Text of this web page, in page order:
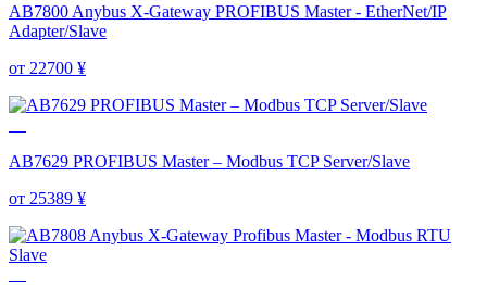
AB7800 Anybus X-Gateway PROFIBUS Master - EtherNet/IP
Adapter/Slave
от 22700 ¥
AB7629 PROFIBUS Master – Modbus TCP Server/Slave
от 25389 ¥